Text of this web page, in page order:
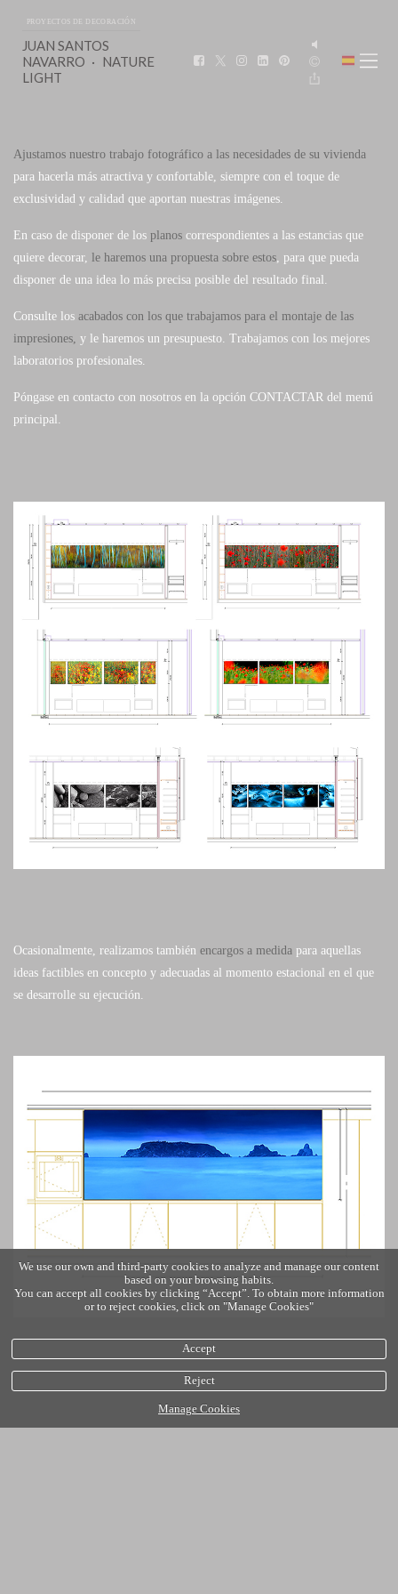
PROYECTOS DE DECORACIÓN
JUAN SANTOS
NAVARRO
NATURE
LIGHT
Ajustamos nuestro trabajo fotográfico a las necesidades de su vivienda
para hacerla más atractiva y confortable, siempre con el toque de
exclusividad y calidad que aportan nuestras imágenes.
En caso de disponer de los planos correspondientes a las estancias que
quiere decorar, le haremos una propuesta sobre estos, para que pueda
disponer de una idea lo más precisa posible del resultado final.
Consulte los acabados con los que trabajamos para el montaje de las
impresiones, y le haremos un presupuesto. Trabajamos con los mejores
laboratorios profesionales.
Póngase en contacto con nosotros en la opción CONTACTAR del menú
principal.
Ocasionalmente, realizamos también encargos a medida para aquellas
ideas factibles en concepto y adecuadas al momento estacional en el que
se desarrolle su ejecución.
We use our own and third-party cookies to analyze and manage our content
based on your browsing habits.
You can accept all cookies by clicking “Accept”. To obtain more information
or to reject cookies, click on "Manage Cookies"
Accept
Reject
Manage Cookies